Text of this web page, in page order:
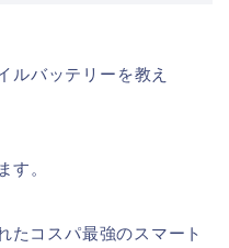
ルバッテリーを教え
す。
たコスパ最強のスマート